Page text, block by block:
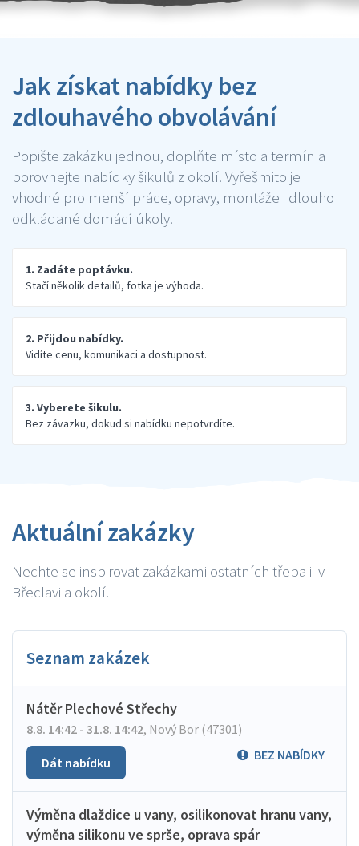
Jak získat nabídky bez
zdlouhavého obvolávání
Popište zakázku jednou, doplňte místo a termín a
porovnejte nabídky šikulů z okolí. Vyřešmito je
vhodné pro menší práce, opravy, montáže i dlouho
odkládané domácí úkoly.
1. Zadáte poptávku.
Stačí několik detailů, fotka je výhoda.
2. Přijdou nabídky.
Vidíte cenu, komunikaci a dostupnost.
3. Vyberete šikulu.
Bez závazku, dokud si nabídku nepotvrdíte.
Aktuální zakázky
Nechte se inspirovat zakázkami ostatních třeba i v
Břeclavi a okolí.
Seznam zakázek
Nátěr Plechové Střechy
8.8. 14:42 - 31.8. 14:42, Nový Bor (47301)
BEZ NABÍDKY
Dát nabídku
Výměna dlaždice u vany, osilikonovat hranu vany,
výměna silikonu ve sprše, oprava spár